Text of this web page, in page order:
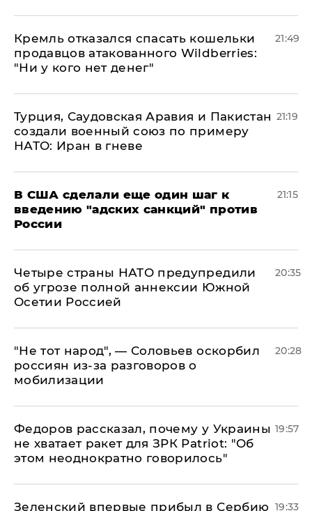
Кремль отказался спасать кошельки
продавцов атакованного Wildberries:
"Ни у кого нет денег"
21:49
Турция, Саудовская Аравия и Пакистан
создали военный союз по примеру
НАТО: Иран в гневе
21:19
В США сделали еще один шаг к
введению "адских санкций" против
России
21:15
Четыре страны НАТО предупредили
об угрозе полной аннексии Южной
Осетии Россией
20:35
​"Не тот народ", — Соловьев оскорбил
россиян из-за разговоров о
мобилизации
20:28
Федоров рассказал, почему у Украины
не хватает ракет для ЗРК Patriot: "Об
этом неоднократно говорилось"
19:57
Зеленский впервые прибыл в Сербию 19:33